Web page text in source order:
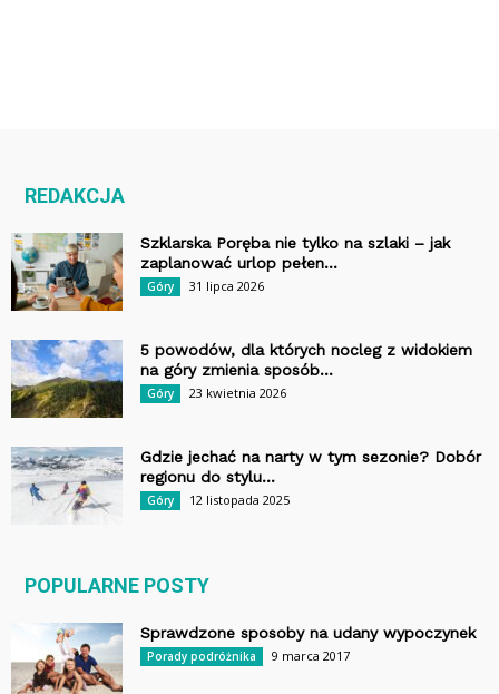
REDAKCJA
Szklarska Poręba nie tylko na szlaki – jak
zaplanować urlop pełen...
Góry 31 lipca 2026
5 powodów, dla których nocleg z widokiem
na góry zmienia sposób...
Góry 23 kwietnia 2026
Gdzie jechać na narty w tym sezonie? Dobór
regionu do stylu...
Góry 12 listopada 2025
POPULARNE POSTY
Sprawdzone sposoby na udany wypoczynek
Porady podróżnika 9 marca 2017